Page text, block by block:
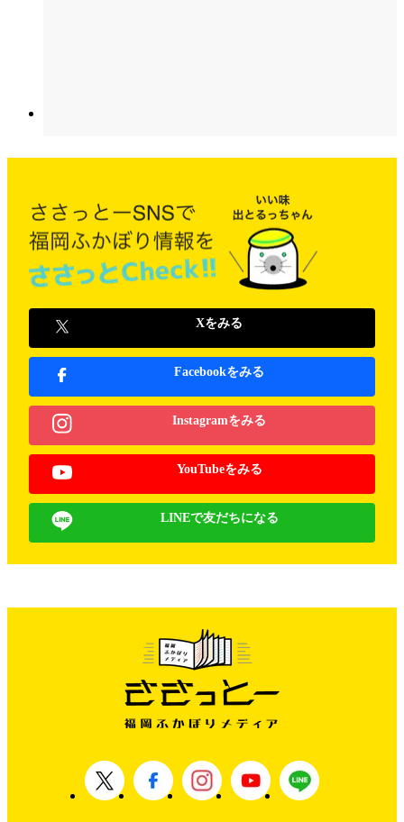
Xをみる
Facebookをみる
Instagramをみる
YouTubeをみる
LINEで友だちになる